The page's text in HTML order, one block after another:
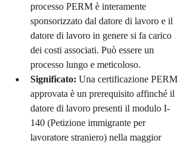
processo PERM è interamente
sponsorizzato dal datore di lavoro e il
datore di lavoro in genere si fa carico
dei costi associati. Può essere un
processo lungo e meticoloso.
Significato: Una certificazione PERM
approvata è un prerequisito affinché il
datore di lavoro presenti il modulo I-
140 (Petizione immigrante per
lavoratore straniero) nella maggior